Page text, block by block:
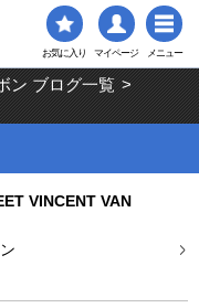
お気に入り マイページ メニュー
ン ブログ一覧 >
VINCENT VAN